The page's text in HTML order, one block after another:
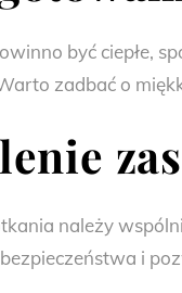
być ciepłe,
zadbać o
należy
i